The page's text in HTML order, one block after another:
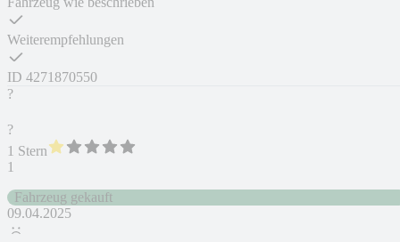
Weiterempfehlungen
ID 4271870550
?
?
1 Stern
1
Fahrzeug gekauft
09.04.2025